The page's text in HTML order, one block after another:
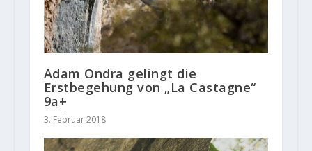
Adam Ondra gelingt die
Erstbegehung von „La Castagne“
9a+
3. Februar 2018